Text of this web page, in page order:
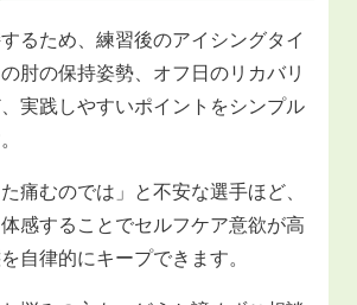
るため、練習後のアイシングタイ
肘の保持姿勢、オフ日のリカバリ
実践しやすいポイントをシンプル
痛むのでは」と不安な選手ほど、
感することでセルフケア意欲が高
自律的にキープできます。